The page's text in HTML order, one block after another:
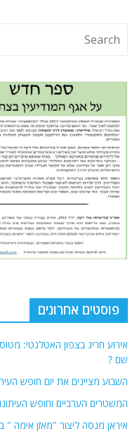
אירוע חריג בצפון האטלנטי:
שם ?
השבוע מציינים את יום חופש
באמירויות ללא נזק משמעותי.
בכיר מאוד בחיזבאללה עיראק